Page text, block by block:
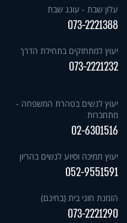
עלון שבת - עונג שבת
073-2221388
יעוץ למתחזקים בתחילת הדרך
073-2221232
יעוץ לנשים בטהרת המשפחה -
מתחברות
02-6301516
יעוץ תמיכה וסיוע לנשים בהריון
052-9551591
הזמנת חוגי בית (בחינם)
073-2221290